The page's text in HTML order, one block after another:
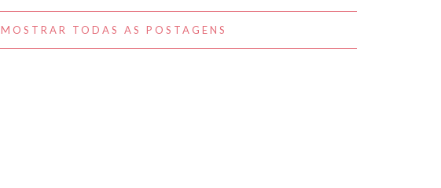
OBRAS DE PEIJIN YANG
MOSTRAR TODAS AS POSTAGENS